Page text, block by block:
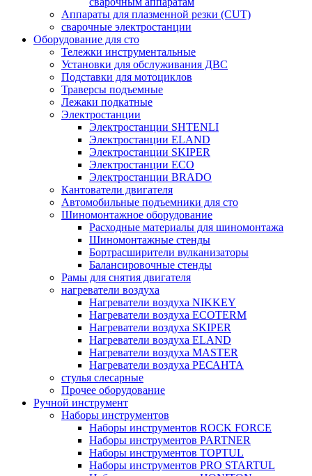
Аппараты для плазменной резки (CUT)
сварочные электростанции
Оборудование для сто
Тележки инструментальные
Установки для обслуживания ДВС
Подставки для мотоциклов
Траверсы подъемные
Лежаки подкатные
Электростанции
Электростанции SHTENLI
Электростанции ELAND
Электростанции SKIPER
Электростанции ECO
Электростанции BRADO
Кантователи двигателя
Автомобильные подъемники для сто
Шиномонтажное оборудование
Расходные материалы для шиномонтажа
Шиномонтажные стенды
Бортрасширители вулканизаторы
Балансировочные стенды
Рамы для снятия двигателя
нагреватели воздуха
Нагреватели воздуха NIKKEY
Нагреватели воздуха ECOTERM
Нагреватели воздуха SKIPER
Нагреватели воздуха ELAND
Нагреватели воздуха MASTER
Нагреватели воздуха РЕСАНТА
стулья слесарные
Прочее оборудование
Ручной инструмент
Наборы инструментов
Наборы инструментов ROCK FORCE
Наборы инструментов PARTNER
Наборы инструментов TOPTUL
Наборы инструментов PRO STARTUL